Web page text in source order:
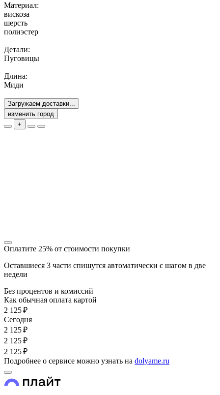
Материал:
вискоза
шерсть
полиэстер
Детали:
Пуговицы
Длина:
Миди
Загружаем доставки...
изменить город
+
Оплатите 25% от стоимости покупки
Оставшиеся 3 части спишутся автоматически с шагом в две
недели
Без процентов и комиссий
Как обычная оплата картой
2 125 ₽
Cегодня
2 125 ₽
2 125 ₽
2 125 ₽
Подробнее о сервисе можно узнать на dolyame.ru